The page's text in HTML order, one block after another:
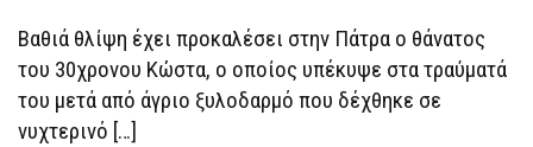
ΤΟ
ΦΟΝΙΚΌ
ΞΥΛΟΔΑΡΜΌ
ΤΟΥ
30ΧΡΟΝΟΥ
Βαθιά θλίψη έχει προκαλέσει στην Πάτρα ο θάνατος
του 30χρονου Κώστα, ο οποίος υπέκυψε στα τραύματά
του μετά από άγριο ξυλοδαρμό που δέχθηκε σε
νυχτερινό […]